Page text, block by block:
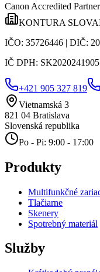
Canon Accredited Partner
KONTURA
IČO: 35726446 | DIČ:
IČ DPH: SK2020241905
+421 905 327 819
Vietnamská 3
821 04 Bratislava
Slovenská republika
Po - Pi: 9:00 - 17:00
Produkty
Multifunkčné
Tlačiarne
Skenery
Spotrebný materiál
Služby